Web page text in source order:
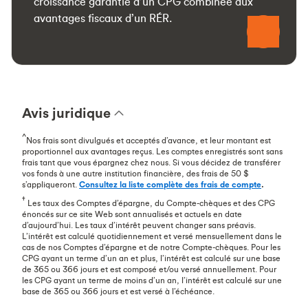
avantages fiscaux d’un RÉR.
Avis juridique
^Nos frais sont divulgués et acceptés d’avance, et leur montant est
proportionnel aux avantages reçus. Les comptes enregistrés sont sans
frais tant que vous épargnez chez nous. Si vous décidez de transférer
vos fonds à une autre institution financière, des frais de 50 $
s’appliqueront. Consultez la liste complète des frais de compte.
† Les taux des Comptes d’épargne, du Compte-chèques et des CPG
énoncés sur ce site Web sont annualisés et actuels en date
d’aujourd’hui. Les taux d’intérêt peuvent changer sans préavis.
L’intérêt est calculé quotidiennement et versé mensuellement dans le
cas de nos Comptes d’épargne et de notre Compte-chèques. Pour les
CPG ayant un terme d’un an et plus, l’intérêt est calculé sur une base
de 365 ou 366 jours et est composé et/ou versé annuellement. Pour
les CPG ayant un terme de moins d’un an, l’intérêt est calculé sur une
base de 365 ou 366 jours et est versé à l’échéance.